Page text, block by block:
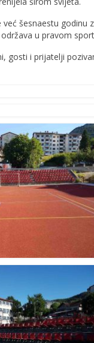
već šesnaestu
u pravom
gosti i prijatelji